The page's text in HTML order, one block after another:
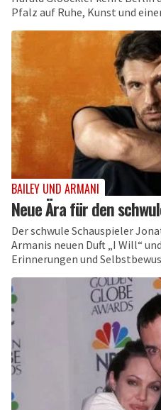
Pfalz auf Ruhe, Kunst und
BAILEY UND ARMANI
Neue Ära für den
Der schwule Schauspieler
Armanis neuen Duft „I Will“
Erinnerungen und